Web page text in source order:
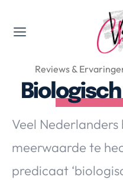
Valerie's Topics
Lifestyle,
Top 5
Reviews &
Veel Nederlanders
meerwaarde te
predicaat